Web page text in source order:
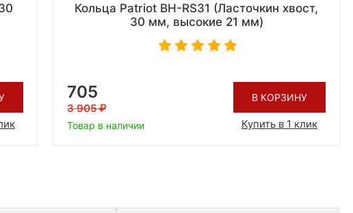
Кольца Patriot BH-RS31 (Ласточкин хвост,
30 мм, высокие 21 мм)
705
3 905
Товар в наличии
В КОРЗИНУ
Купить в 1 клик